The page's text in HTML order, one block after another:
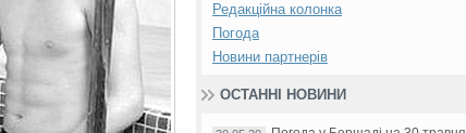
Редакційна колонка
Погода
Новини партнерів
ОСТАННІ НОВИНИ